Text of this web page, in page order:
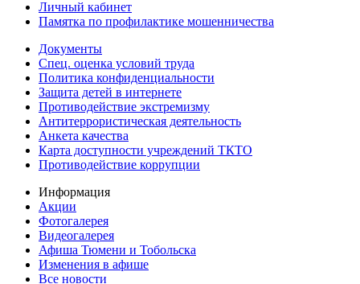
Личный кабинет
Памятка по профилактике мошенничества
Документы
Спец. оценка условий труда
Политика конфиденциальности
Защита детей в интернете
Противодействие экстремизму
Антитеррористическая деятельность
Анкета качества
Карта доступности учреждений ТКТО
Противодействие коррупции
Информация
Акции
Фотогалерея
Видеогалерея
Афиша Тюмени и Тобольска
Изменения в афише
Все новости